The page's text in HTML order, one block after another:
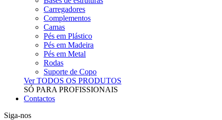
Carregadores
Complementos
Camas
Pés em Plástico
Pés em Madeira
Pés em Metal
Rodas
Suporte de Copo
Ver TODOS OS PRODUTOS
SÓ PARA PROFISSIONAIS
Contactos
Siga-nos